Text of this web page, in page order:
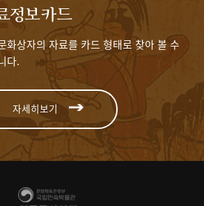
정보카드
화상자의 자료를 카드 형태로 찾아 볼 수
다.
자세히보기